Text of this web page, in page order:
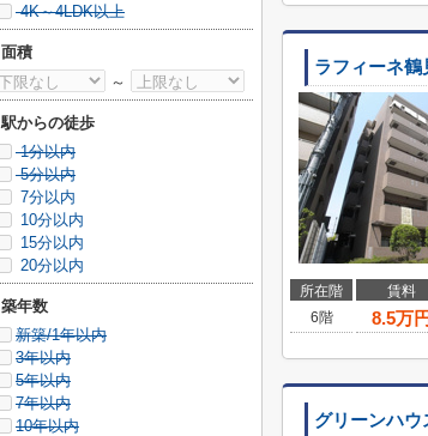
ラフィーネ鶴
所在階 賃料
6階
8.5万円
グリーンハウ
4K～4LDK以上
面積
～
駅からの徒歩
1分以内
5分以内
7分以内
10分以内
15分以内
20分以内
築年数
新築/1年以内
3年以内
5年以内
7年以内
10年以内